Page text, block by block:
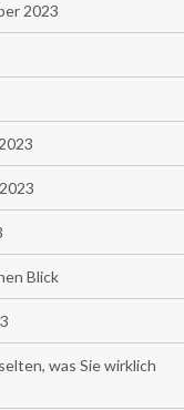
2023
Blick
was Sie wirklich